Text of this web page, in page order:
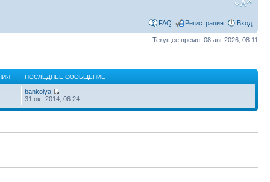
FAQ Регистрация Вход
Текущее время: 08 авг 2026, 08:11
ПОСЛЕДНЕЕ СООБЩЕНИЕ
bankolya
31 окт 2014, 06:24